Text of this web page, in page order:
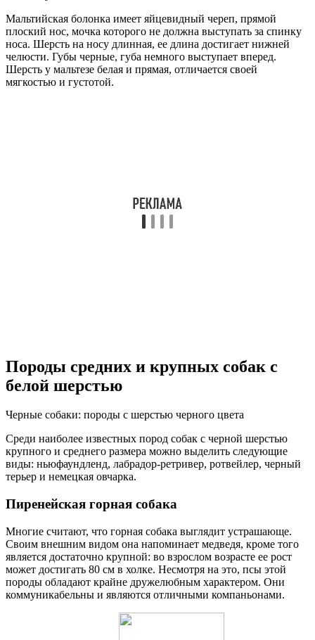
Мальтийская болонка имеет яйцевидный череп, прямой
плоский нос, мочка которого не должна выступать за спинку
носа. Шерсть на носу длинная, ее длина достигает нижней
челюсти. Губы черные, губа немного выступает вперед.
Шерсть у мальтезе белая и прямая, отличается своей
мягкостью и густотой.
Породы средних и крупных собак с
белой шерстью
Черные собаки: породы с шерстью черного цвета
Среди наиболее известных пород собак с черной шерстью
крупного и среднего размера можно выделить следующие
виды: ньюфаундленд, лабрадор-ретривер, ротвейлер, черный
терьер и немецкая овчарка.
Пиренейская горная собака
Многие считают, что горная собака выглядит устрашающе.
Своим внешним видом она напоминает медведя, кроме того
является достаточно крупной: во взрослом возрасте ее рост
может достигать 80 см в холке. Несмотря на это, псы этой
породы обладают крайне дружелюбным характером. Они
коммуникабельны и являются отличными компаньонами.